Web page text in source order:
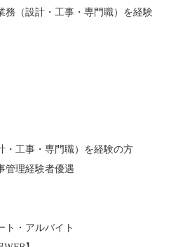
務（設計・工事・専門職）を経験
・工事・専門職）を経験の方
管理経験者優遇
・アルバイト